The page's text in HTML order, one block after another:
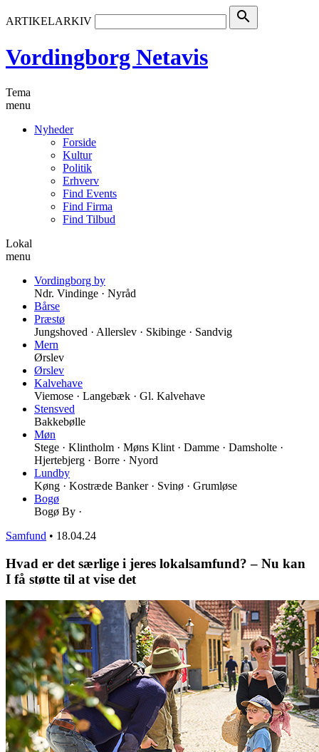
ARTIKELARKIV search
Vordingborg Netavis
Tema
menu
Nyheder
Forside
Kultur
Politik
Erhverv
Find Events
Find Firma
Find Tilbud
Lokal
menu
Vordingborg by
Ndr. Vindinge · Nyråd
Bårse
Præstø
Jungshoved · Allerslev · Skibinge · Sandvig
Mern
Ørslev
Ørslev
Kalvehave
Viemose · Langebæk · Gl. Kalvehave
Stensved
Bakkebølle
Møn
Stege · Klintholm · Møns Klint · Damme · Damsholte ·
Hjertebjerg · Borre · Nyord
Lundby
Køng · Kostræde Banker · Svinø · Grumløse
Bogø
Bogø By ·
Samfund • 18.04.24
Hvad er det særlige i jeres lokalsamfund? – Nu kan
I få støtte til at vise det